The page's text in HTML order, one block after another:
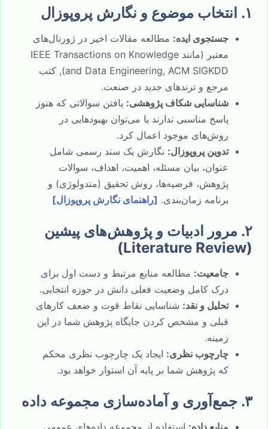
۱. انتخاب موضوع و نگارش پروپوزال
جستجوی ایده: مطالعه مقالات اخیر در ژورنال‌های
معتبر (مانند IEEE Transactions on Knowledge
and Data Engineering, ACM SIGKDD), کتب
مرجع و ترندهای جدید در صنعت.
شناسایی شکاف پژوهشی: یافتن سوالاتی که هنوز
پاسخ مناسبی ندارند یا می‌توان بهبودهایی در
روش‌های موجود اعمال کرد.
تدوین پروپوزال: نگارش یک سند رسمی شامل
عنوان، بیان مسئله، اهمیت، اهداف، سوالات
پژوهش، فرضیه‌ها، روش تحقیق (متدولوژی) و
برنامه زمان‌بندی. [راهنمای نگارش پروپوزال]
۲. مرور ادبیات و پژوهش‌های پیشین
(Literature Review)
جامعیت: مطالعه منابع مرتبط و دست اول برای
درک کامل وضعیت فعلی دانش در حوزه انتخابی.
تحلیل و نقد: شناسایی نقاط قوت و ضعف کارهای
قبلی و مشخص کردن جایگاه پژوهش شما در این
زمینه.
چارچوب نظری: ایجاد یک چارچوب نظری محکم
که پژوهش شما بر پایه آن استوار خواهد بود.
۳. جمع‌آوری و آماده‌سازی مجموعه داده
منابع داده: استفاده از مجموعه داده‌های عمومی